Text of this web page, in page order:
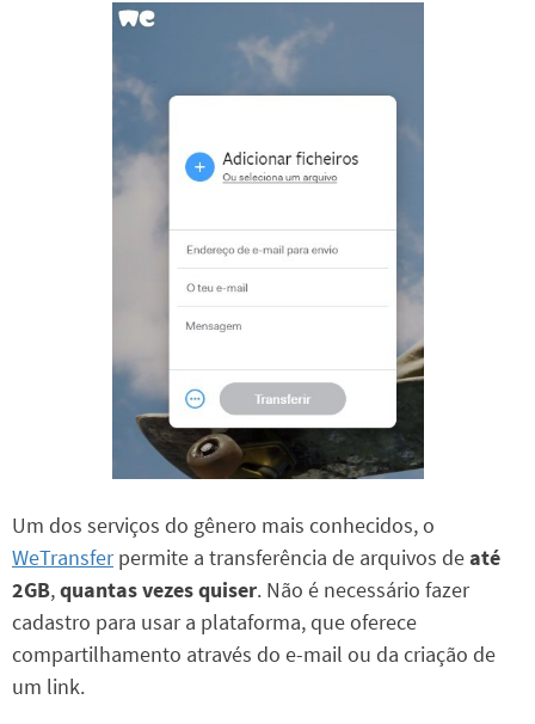
Um dos serviços do gênero mais conhecidos, o
WeTransferpermite a transferência de arquivos de até
2GB,quantas vezes quiser. Não é necessário fazer
cadastro para usar a plataforma, que oferece
compartilhamento através do e-mail ou da criação de
um link.